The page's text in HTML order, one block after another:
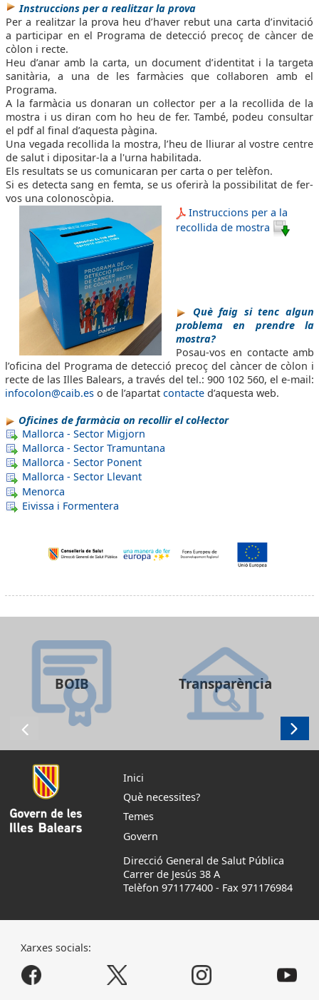
Instruccions per a realitzar la prova
Per a realitzar la prova heu d’haver rebut una carta d’invitació
a participar en el Programa de detecció precoç de càncer de
còlon i recte.
Heu d’anar amb la carta, un document d’identitat i la targeta
sanitària, a una de les farmàcies que col·laboren amb el
Programa.
A la farmàcia us donaran un col·lector per a la recollida de la
mostra i us diran com ho heu de fer. També, podeu consultar
el pdf al final d’aquesta pàgina.
Una vegada recollida la mostra, l’heu de lliurar al vostre centre
de salut i dipositar-la a l'urna habilitada.
Els resultats se us comunicaran per carta o per telèfon.
Si es detecta sang en femta, se us oferirà la possibilitat de fer-
vos una colonoscòpia.
Instruccions per a la
recollida de mostra
Què faig si tenc algun
problema en prendre la
mostra?
Posau-vos en contacte amb
l’oficina del Programa de detecció precoç del càncer de còlon i
recte de las Illes Balears, a través del tel.: 900 102 560, el e-mail:
infocolon@caib.es o de l’apartatcontacte d’aquesta web.
Oficines de farmàcia on recollir el col·lector
Mallorca - Sector Migjorn
Mallorca - Sector Tramuntana
Mallorca - Sector Ponent
Mallorca - Sector Llevant
Menorca
Eivissa i Formentera
BOIB Transparència
Inici
Què necessites?
Temes
Govern
Direcció General de Salut Pública
Carrer de Jesús 38 A
Telèfon 971177400 - Fax 971176984
Xarxes socials: